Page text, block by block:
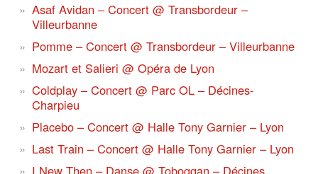
Asaf Avidan – Concert @ Transbordeur –
Villeurbanne
Pomme – Concert @ Transbordeur – Villeurbanne
Mozart et Salieri @ Opéra de Lyon
Coldplay – Concert @ Parc OL – Décines-
Charpieu
Placebo – Concert @ Halle Tony Garnier – Lyon
Last Train – Concert @ Halle Tony Garnier – Lyon
I New Then – Danse @ Toboggan – Décines